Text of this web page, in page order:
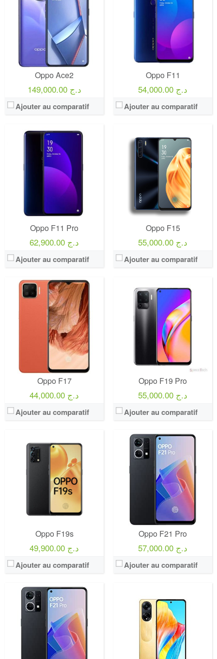
Oppo Ace2
149,000.00 د.ج
Ajouter au comparatif
Oppo F11
54,000.00 د.ج
Ajouter au comparatif
Oppo F11 Pro
62,900.00 د.ج
Ajouter au comparatif
Oppo F15
55,000.00 د.ج
Ajouter au comparatif
Oppo F17
44,000.00 د.ج
Ajouter au comparatif
Oppo F19 Pro
55,000.00 د.ج
Ajouter au comparatif
Oppo F19s
49,900.00 د.ج
Ajouter au comparatif
Oppo F21 Pro
57,000.00 د.ج
Ajouter au comparatif